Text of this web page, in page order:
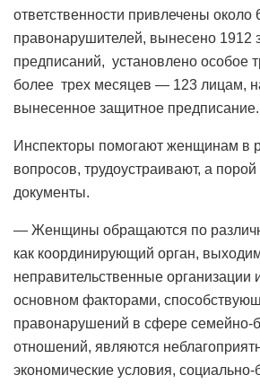
ответственности привлечены около
правонарушителей, вынесено 1912
предписаний, установлено особое
более трех месяцев — 123 лицам,
вынесенное защитное предписание.
Инспекторы помогают женщинам в
вопросов, трудоустраивают, а
документы.
— Женщины обращаются по
как координирующий орган,
неправительственные
основном факторами,
правонарушений в сфере семейно-
отношений, являются
экономические условия, социально-